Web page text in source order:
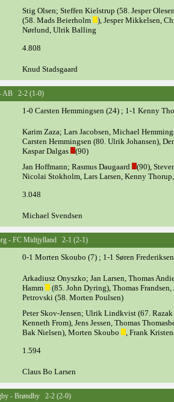
Stig Olsen; Steffen Kielstrup (58. Jesper
(58. Mads Beierholm
), Jesper Mikkelsen,
Nørlund, Ulrik Balling
4.808
Knud Stadsgaard
AB 2-2 (1-0)
1-0 Carsten Hemmingsen (24) ; 1-1 Kenny
Karim Zaza; Lars Jacobsen, Michael
Carsten Hemmingsen (80. Ulrik Johansen),
Kaspar Dalgas
(90)
Jan Hoffmann; Rasmus Daugaard
(90),
Nicolai Stokholm, Lars Larsen, Kenny
3.048
Michael Svendsen
- FC Midtjylland 2-1 (2-1)
0-1 Morten Skoubo (7) ; 1-1 Søren
Arkadiusz Onyszko; Jan Larsen, Thomas
Hamm
(85. John Dyring), Thomas
Petrovski (58. Morten Poulsen)
Peter Skov-Jensen; Ulrik Lindkvist (67.
Kenneth From), Jens Jessen, Thomas
Bak Nielsen), Morten Skoubo
, Frank
1.594
Claus Bo Larsen
- Brøndby 2-2 (2-0)